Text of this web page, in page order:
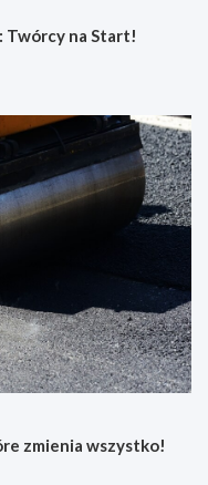
Twórcy na Start!
zmienia wszystko!